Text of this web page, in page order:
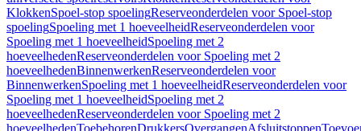
KlokkenSpoel-stop spoelingReserveonderdelen voor Spoel-stop
spoelingSpoeling met 1 hoeveelheidReserveonderdelen voor
Spoeling met 1 hoeveelheidSpoeling met 2
hoeveelhedenReserveonderdelen voor Spoeling met 2
hoeveelhedenBinnenwerkenReserveonderdelen voor
BinnenwerkenSpoeling met 1 hoeveelheidReserveonderdelen voor
Spoeling met 1 hoeveelheidSpoeling met 2
hoeveelhedenReserveonderdelen voor Spoeling met 2
hoeveelhedenToebehorenDrukkersOvergangenAfsluitstoppen